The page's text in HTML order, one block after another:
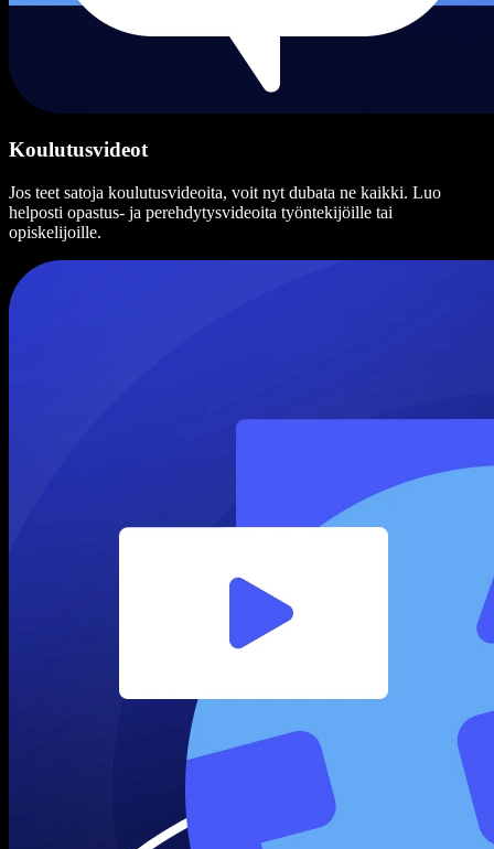
Koulutusvideot
Jos teet satoja koulutusvideoita, voit nyt dubata ne kaikki. Luo
helposti opastus- ja perehdytysvideoita työntekijöille tai
opiskelijoille.